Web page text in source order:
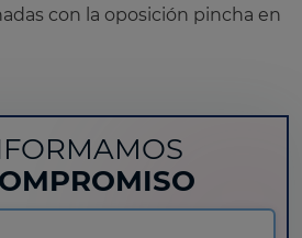
con la oposición pincha en